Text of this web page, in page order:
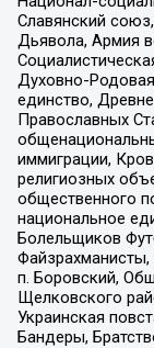
Славянский
Дьявола, Армия
Духовно-
единство,
Православных
иммиграции,
религиозных
общественного
национальное
Болельщиков
Файзрахманисты,
п. Боровский,
Щелковского
Украинская
Бандеры,